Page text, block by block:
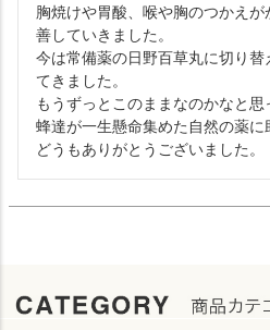
胸焼けや胃酸、喉や胸のつかえ
善していきました。
今は常備薬の日野百草丸に切り替
てきました。
もうずっとこのままなのかなと思
蜂達が一生懸命集めた自然の薬に
どうもありがとうございました。